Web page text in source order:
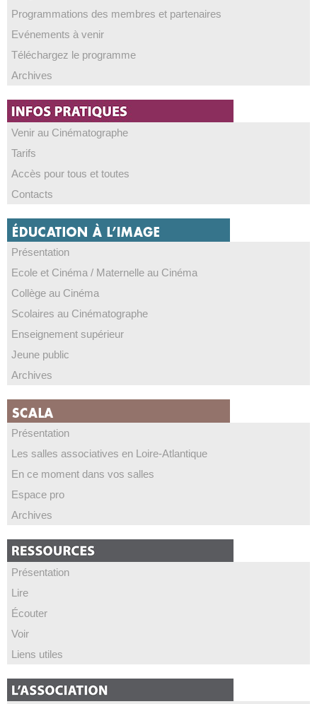
Programmations des membres et partenaires
Evénements à venir
Téléchargez le programme
Archives
Venir au Cinématographe
Tarifs
Accès pour tous et toutes
Contacts
Présentation
Ecole et Cinéma / Maternelle au Cinéma
Collège au Cinéma
Scolaires au Cinématographe
Enseignement supérieur
Jeune public
Archives
Présentation
Les salles associatives en Loire-Atlantique
En ce moment dans vos salles
Espace pro
Archives
Présentation
Lire
Écouter
Voir
Liens utiles